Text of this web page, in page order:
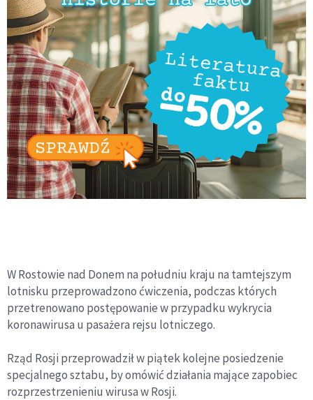
W Rostowie nad Donem na południu kraju na tamtejszym
lotnisku przeprowadzono ćwiczenia, podczas których
przetrenowano postępowanie w przypadku wykrycia
koronawirusa u pasażera rejsu lotniczego.
Rząd Rosji przeprowadził w piątek kolejne posiedzenie
specjalnego sztabu, by omówić działania mające zapobiec
rozprzestrzenieniu wirusa w Rosji.